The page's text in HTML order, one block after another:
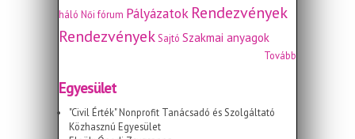
háló Női fórum Pályázatok Rendezvények
Rendezvények Sajtó Szakmai anyagok
Tovább
Egyesület
"Civil Érték" Nonprofit Tanácsadó és Szolgáltató
Közhasznú Egyesület